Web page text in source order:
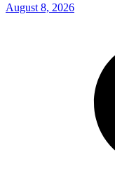
August 8, 2026